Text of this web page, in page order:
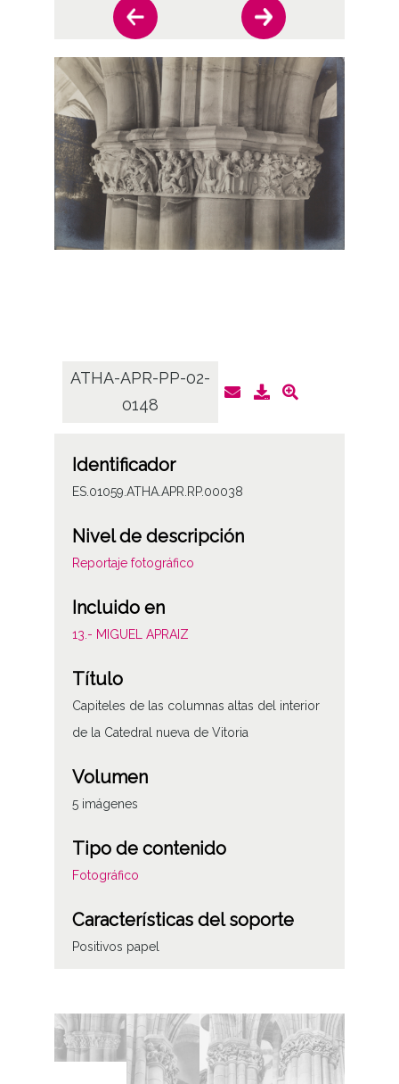
ATHA-APR-PP-02-
0148
Identificador
ES.01059.ATHA.APR.RP.00038
Nivel de descripción
Reportaje fotográfico
Incluido en
13.- MIGUEL APRAIZ
Título
Capiteles de las columnas altas del interior
de la Catedral nueva de Vitoria
Volumen
5 imágenes
Tipo de contenido
Fotográfico
Características del soporte
Positivos papel
19460000
19690000
Segunda etapa (1946-1969)